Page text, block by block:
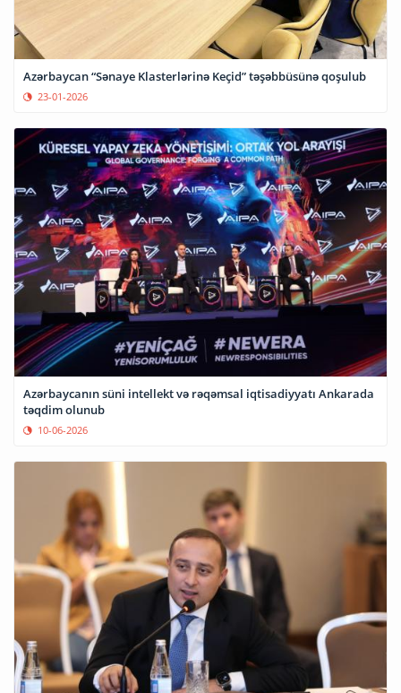
Azərbaycan “Sənaye Klasterlərinə Keçid” təşəbbüsünə qoşulub
23-01-2026
Azərbaycanın süni intellekt və rəqəmsal iqtisadiyyatı Ankarada
təqdim olunub
10-06-2026